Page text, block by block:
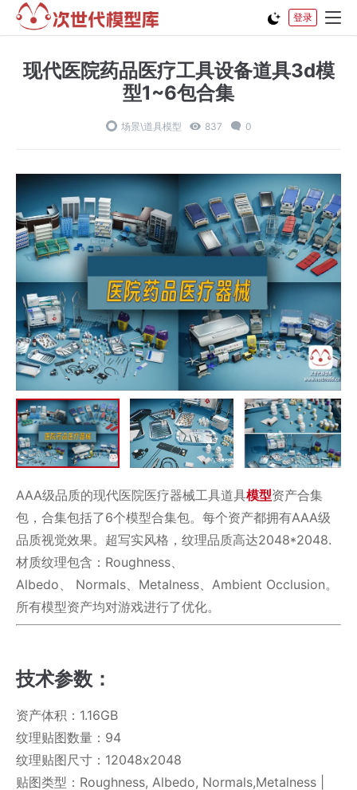
登录
现代医院药品医疗工具设备道具3d模
型1~6包合集
场景\道具模型 837 0
AAA级品质的现代医院医疗器械工具道具模型资产合集
包，合集包括了6个模型合集包。每个资产都拥有AAA级
品质视觉效果。超写实风格，纹理品质高达2048*2048.
材质纹理包含：Roughness、
Albedo、 Normals、Metalness、Ambient Occlusion。
所有模型资产均对游戏进行了优化。
技术参数：
资产体积：1.16GB
纹理贴图数量：94
纹理贴图尺寸：12048x2048
贴图类型：Roughness, Albedo, Normals,Metalness |